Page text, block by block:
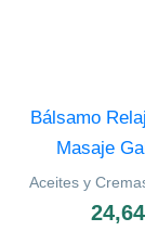
Bálsamo
Masaje
Aceites y
24,64